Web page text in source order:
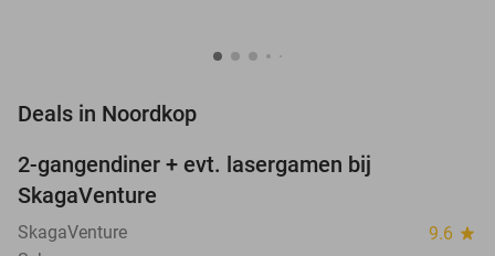
Deals in Noordkop
2-gangendiner + evt. lasergamen bij
SkagaVenture
SkagaVenture 9.6 star